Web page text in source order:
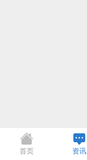
首页 资讯